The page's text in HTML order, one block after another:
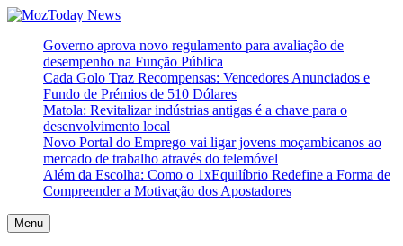
Skip
content
MozToday News
Onde a gente lê.
Governo aprova novo regulamento para avaliação de
desempenho na Função Pública
Cada Golo Traz Recompensas: Vencedores Anunciados e
Fundo de Prémios de 510 Dólares
Matola: Revitalizar indústrias antigas é a chave para o
desenvolvimento local
Novo Portal do Emprego vai ligar jovens moçambicanos ao
mercado de trabalho através do telemóvel
Além da Escolha: Como o 1xEquilíbrio Redefine a Forma de
Compreender a Motivação dos Apostadores
Menu